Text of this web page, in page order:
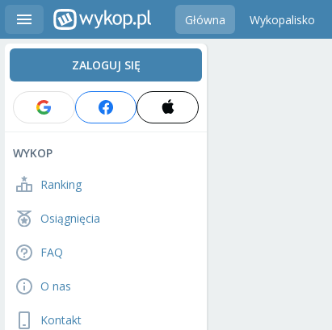
Główna Wykopalisko
ZALOGUJ SIĘ
WYKOP
Ranking
Osiągnięcia
FAQ
O nas
Kontakt